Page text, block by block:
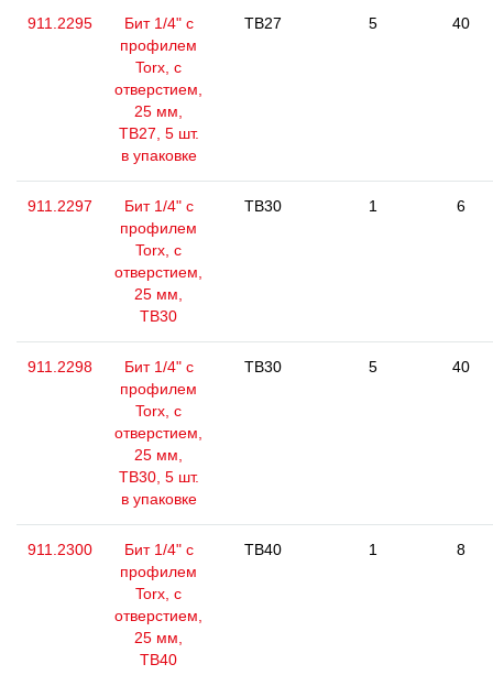
911.2295
Бит 1/4" с
профилем
Torx, с
отверстием,
25 мм,
ТВ27, 5 шт.
в упаковке
TB27 5 40
911.2297
Бит 1/4" с
профилем
Torx, с
отверстием,
25 мм,
ТВ30
TB30 1 6
911.2298
Бит 1/4" с
профилем
Torx, с
отверстием,
25 мм,
ТВ30, 5 шт.
в упаковке
TB30 5 40
911.2300
Бит 1/4" с
профилем
Torx, с
отверстием,
25 мм,
ТВ40
TB40 1 8